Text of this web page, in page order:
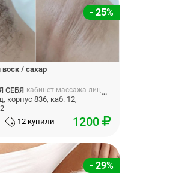
- 25%
/ сахар
СЕБЯ кабинет массажа лица, депиляции, брови
корпус 836, каб. 12,
12 купили 1200
- 29%